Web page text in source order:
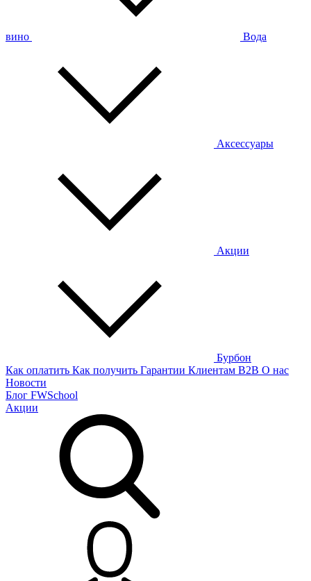
вино Вода
Аксессуары
Акции
Бурбон
Как оплатить Как получить Гарантии Клиентам B2B О нас
Новости
Блог FWSchool
Акции